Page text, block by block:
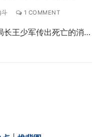
斗 1 COMMENT
长王少军传出死亡的消…